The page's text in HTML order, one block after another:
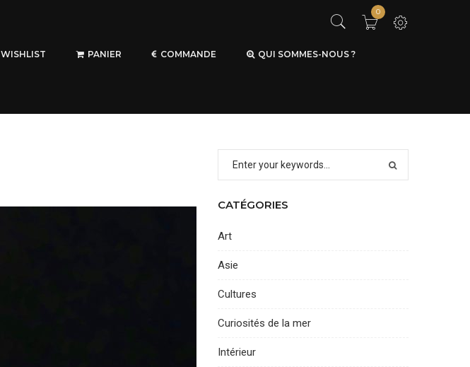
0
WISHLIST PANIER COMMANDE QUI SOMMES-NOUS ?
CATÉGORIES
Art
Asie
Cultures
Curiosités de la mer
Intérieur